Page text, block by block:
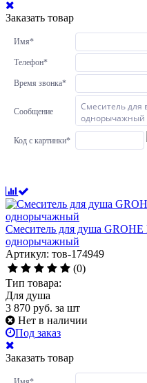
Заказать товар
Имя*
Телефон*
Время звонка*
Сообщение
Код с картинки*
Смеситель для душа GROHE
однорычажный
Артикул: тов-174949
(0)
Тип товара:
Для душа
3 870 руб. за шт
Нет в наличии
Под заказ
Заказать товар